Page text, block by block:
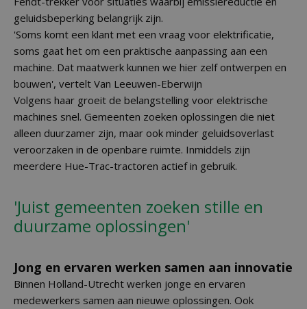
geluidsbeperking belangrijk zijn.
'Soms komt een klant met een vraag voor elektrificatie,
soms gaat het om een praktische aanpassing aan een
machine. Dat maatwerk kunnen we hier zelf ontwerpen en
bouwen', vertelt Van Leeuwen-Eberwijn
Volgens haar groeit de belangstelling voor elektrische
machines snel. Gemeenten zoeken oplossingen die niet
alleen duurzamer zijn, maar ook minder geluidsoverlast
veroorzaken in de openbare ruimte. Inmiddels zijn
meerdere Hue-Trac-tractoren actief in gebruik.
'Juist gemeenten zoeken stille en
duurzame oplossingen'
Jong en ervaren werken samen aan innovatie
Binnen Holland-Utrecht werken jonge en ervaren
medewerkers samen aan nieuwe oplossingen. Ook